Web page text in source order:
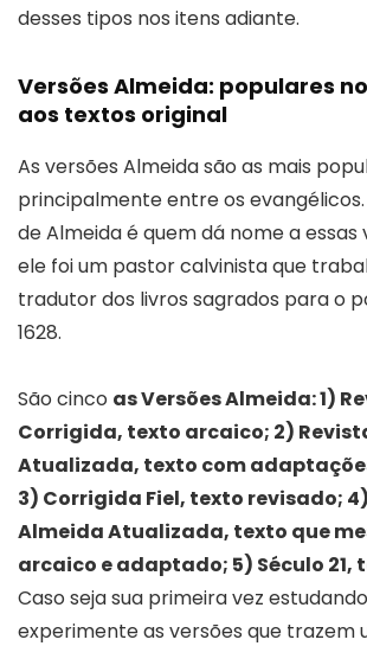
desses tipos nos itens adiante.
Versões Almeida: populares
aos textos original
As versões Almeida são as mais
principalmente entre os
de Almeida é quem dá nome a essas
ele foi um pastor calvinista que
tradutor dos livros sagrados para o
1628.
São cinco as Versões Almeida: 1)
Corrigida, texto arcaico; 2)
Atualizada, texto com
3) Corrigida Fiel, texto revisado;
Almeida Atualizada, texto que
arcaico e adaptado; 5) Século 21,
Caso seja sua primeira vez
experimente as versões que trazem